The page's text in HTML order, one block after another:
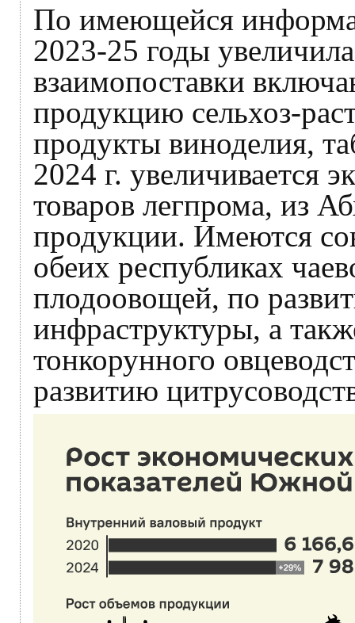
По имеющейся
2023-25 годы
взаимопоставки
продукцию сельхоз-
продукты виноделия,
2024 г. увеличивается
товаров легпрома, из
продукции. Имеются
обеих республиках
плодоовощей, по
инфраструктуры, а
тонкорунного
развитию